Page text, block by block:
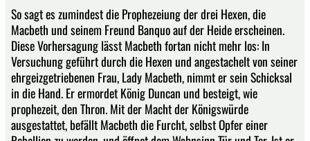
So sagt es zumindest die Prophezeiung der drei Hexen, die
Macbeth und seinem Freund Banquo auf der Heide erscheinen.
Diese Vorhersagung lässt Macbeth fortan nicht mehr los: In
Versuchung geführt durch die Hexen und angestachelt von seiner
ehrgeizgetriebenen Frau, Lady Macbeth, nimmt er sein Schicksal
in die Hand. Er ermordet König Duncan und besteigt, wie
prophezeit, den Thron. Mit der Macht der Königswürde
ausgestattet, befällt Macbeth die Furcht, selbst Opfer einer